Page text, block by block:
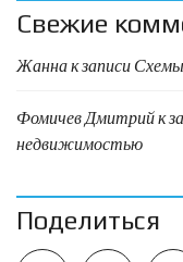
Свежие
Жаннак записи
Фомичев Дмитрийк
недвижимостью
Поделиться